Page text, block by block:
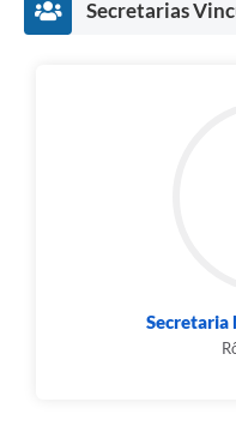
Secretarias
Secretaria